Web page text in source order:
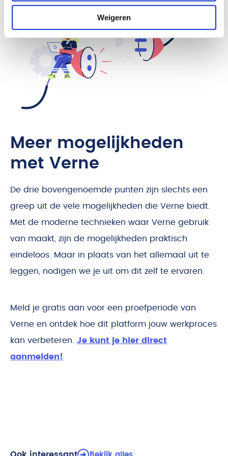
Weigeren
Meer mogelijkheden
met Verne
De drie bovengenoemde punten zijn slechts een
greep uit de vele mogelijkheden die Verne biedt.
Met de moderne technieken waar Verne gebruik
van maakt, zijn de mogelijkheden praktisch
eindeloos. Maar in plaats van het allemaal uit te
leggen, nodigen we je uit om dit zelf te ervaren.
Meld je gratis aan voor een proefperiode van
Verne en ontdek hoe dit platform jouw werkproces
kan verbeteren. Je kunt je hier direct
aanmelden!